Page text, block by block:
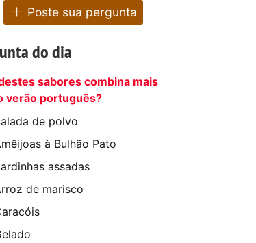
Poste sua pergunta
do dia
sabores combina mais
verão português?
de polvo
à Bulhão Pato
assadas
de marisco